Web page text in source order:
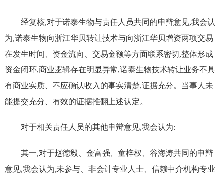
经复核,对于诺泰生物与责任人员共同的申辩意见,我会认
为,诺泰生物向浙江华贝转让技术与向浙江华贝增资两项交易
在发生时间、资金流向、交易金额等方面联系密切,整体形成
资金闭环,商业逻辑存在明显异常,诺泰生物技术转让业务不具
有商业实质、不应确认收入的事实清楚,证据充分。 当事人未
能提交充分、有效的证据推翻上述认定。
对于相关责任人员的其他申辩意见,我会认为:
其一,对于赵德毅、金富强、童梓权、谷海涛共同 的申辩
意见,我会认为,未参与、 非会计专业人士、信赖中介机构专业